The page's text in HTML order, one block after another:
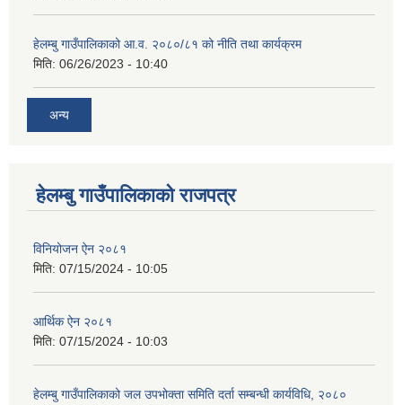
हेलम्बु गाउँपालिकाको आ.व. २०८०/८१ को नीति तथा कार्यक्रम
मिति: 06/26/2023 - 10:40
अन्य
हेलम्बु गाउँपालिकाको राजपत्र
विनियोजन ऐन २०८१
मिति: 07/15/2024 - 10:05
आर्थिक ऐन २०८१
मिति: 07/15/2024 - 10:03
हेलम्बु गाउँपालिकाको जल उपभोक्ता समिति दर्ता सम्बन्धी कार्यविधि, २०८०